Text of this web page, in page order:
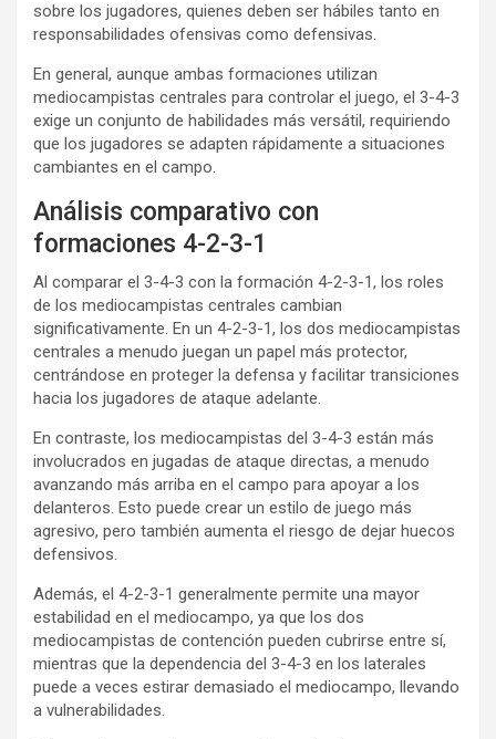
sobre los jugadores, quienes deben ser hábiles tanto en
responsabilidades ofensivas como defensivas.
En general, aunque ambas formaciones utilizan
mediocampistas centrales para controlar el juego, el 3-4-3
exige un conjunto de habilidades más versátil, requiriendo
que los jugadores se adapten rápidamente a situaciones
cambiantes en el campo.
Análisis comparativo con
formaciones 4-2-3-1
Al comparar el 3-4-3 con la formación 4-2-3-1, los roles
de los mediocampistas centrales cambian
significativamente. En un 4-2-3-1, los dos mediocampistas
centrales a menudo juegan un papel más protector,
centrándose en proteger la defensa y facilitar transiciones
hacia los jugadores de ataque adelante.
En contraste, los mediocampistas del 3-4-3 están más
involucrados en jugadas de ataque directas, a menudo
avanzando más arriba en el campo para apoyar a los
delanteros. Esto puede crear un estilo de juego más
agresivo, pero también aumenta el riesgo de dejar huecos
defensivos.
Además, el 4-2-3-1 generalmente permite una mayor
estabilidad en el mediocampo, ya que los dos
mediocampistas de contención pueden cubrirse entre sí,
mientras que la dependencia del 3-4-3 en los laterales
puede a veces estirar demasiado el mediocampo, llevando
a vulnerabilidades.